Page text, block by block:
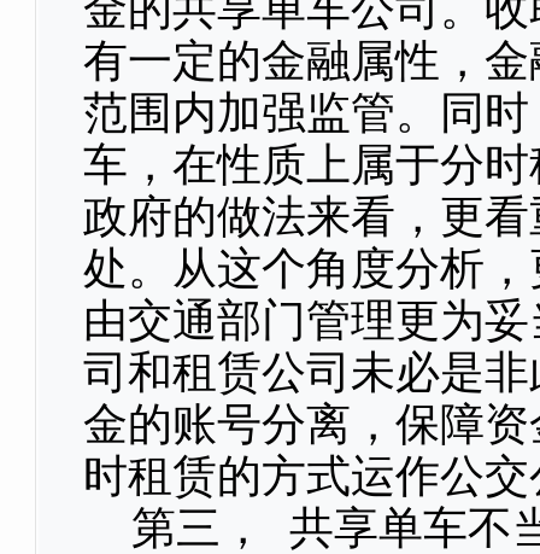
有一定的金融属性，
范围内加强监管。同
车，在性质上属于分
政府的做法来看，更
处。从这个角度分析
由交通部门管理更为
司和租赁公司未必是
金的账号分离，保障
时租赁的方式运作公
第三， 共享单车不